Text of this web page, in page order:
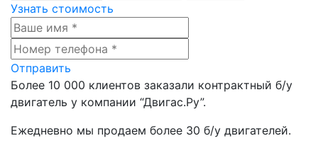
Узнать стоимость
Отправить
Более 10 000 клиентов заказали контрактный б/у
двигатель у компании “Двигас.Ру”.
Ежедневно мы продаем более 30 б/у двигателей.